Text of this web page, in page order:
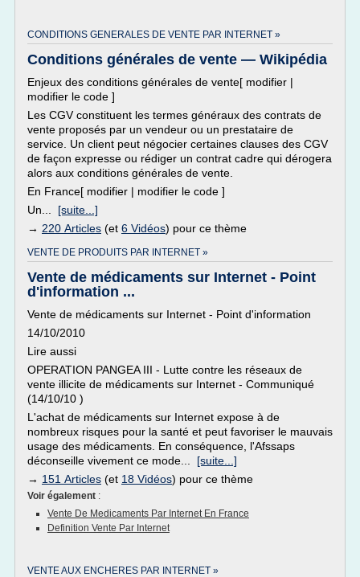
CONDITIONS GENERALES DE VENTE PAR INTERNET »
Conditions générales de vente — Wikipédia
Enjeux des conditions générales de vente[ modifier |
modifier le code ]
Les CGV constituent les termes généraux des contrats de
vente proposés par un vendeur ou un prestataire de
service. Un client peut négocier certaines clauses des CGV
de façon expresse ou rédiger un contrat cadre qui dérogera
alors aux conditions générales de vente.
En France[ modifier | modifier le code ]
Un... [suite...]
→ 220 Articles (et 6 Vidéos) pour ce thème
VENTE DE PRODUITS PAR INTERNET »
Vente de médicaments sur Internet - Point
d'information ...
Vente de médicaments sur Internet - Point d'information
14/10/2010
Lire aussi
OPERATION PANGEA III - Lutte contre les réseaux de
vente illicite de médicaments sur Internet - Communiqué
(14/10/10 )
L'achat de médicaments sur Internet expose à de
nombreux risques pour la santé et peut favoriser le mauvais
usage des médicaments. En conséquence, l'Afssaps
déconseille vivement ce mode... [suite...]
→ 151 Articles (et 18 Vidéos) pour ce thème
Voir également :
Vente De Medicaments Par Internet En France
Definition Vente Par Internet
VENTE AUX ENCHERES PAR INTERNET »